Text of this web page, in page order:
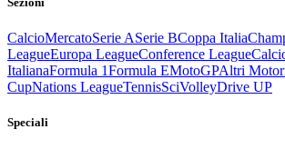
CalcioMercatoSerie ASerie BCoppa Italia
LeagueEuropa LeagueConference League
ItalianaFormula 1Formula EMotoGPAltri
CupNations LeagueTennisSciVolleyDrive UP
Speciali